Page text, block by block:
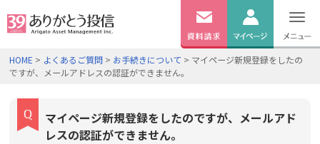
無料資料
ログイン
HOME > よくあるご質問 > お手続きについて > マイページ新規登録をしたの
ですが、メールアドレスの認証ができません。
マイページ新規登録をしたのですが、メールアド
レスの認証ができません。